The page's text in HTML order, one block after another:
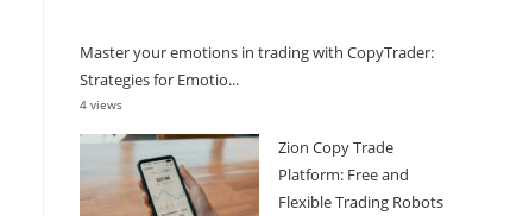
Master your emotions in trading with CopyTrader:
Strategies for Emotio...
4 views
Zion Copy Trade
Platform: Free and
Flexible Trading Robots